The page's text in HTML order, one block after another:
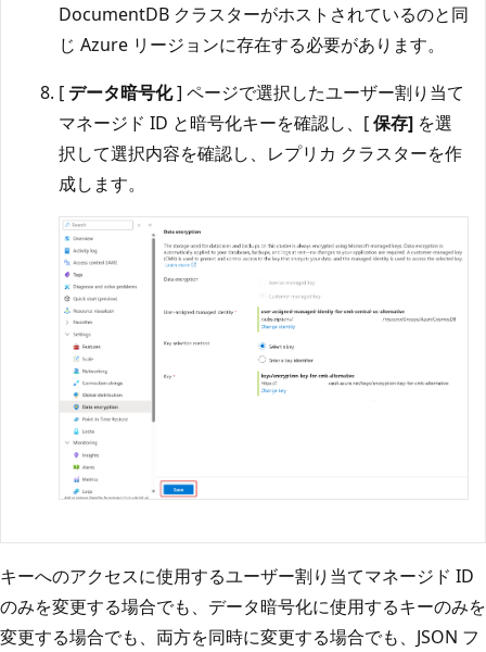
DocumentDB クラスターがホストされているのと同
じ Azure リージョンに存在する必要があります。
[ データ暗号化] ページで選択したユーザー割り当て
マネージド ID と暗号化キーを確認し、[保存] を選
択して選択内容を確認し、レプリカ クラスターを作
成します。
キーへのアクセスに使用するユーザー割り当てマネージド ID
のみを変更する場合でも、データ暗号化に使用するキーのみを
変更する場合でも、両方を同時に変更する場合でも、JSON フ